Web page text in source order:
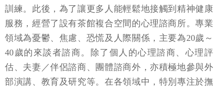
訓練。此後，為了讓更多人能輕鬆地接觸到精神健康
服務，經營了設有茶館複合空間的心理諮商所。專業
領域為憂鬱、焦慮、恐慌及人際關係，主要為20歲～
40歲的來談者諮商。除了個人的心理諮商、心理評
估、夫妻／伴侶諮商、團體諮商外，亦積極地參與外
部演講、教育及研究等。在各領域中，特別專注於撫